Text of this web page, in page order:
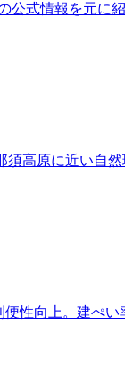
公式情報を元に
須高原に近い自
性向上。建ぺ